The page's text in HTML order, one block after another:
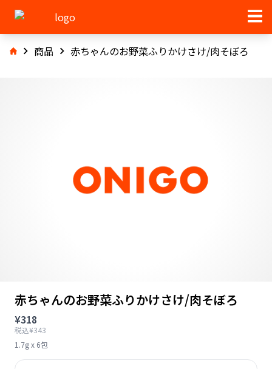
商品 赤ちゃんのお野菜ふりかけさけ/肉そぼろ
赤ちゃんのお野菜ふりかけさけ/肉そぼろ
¥318
税込¥343
1.7g x 6包